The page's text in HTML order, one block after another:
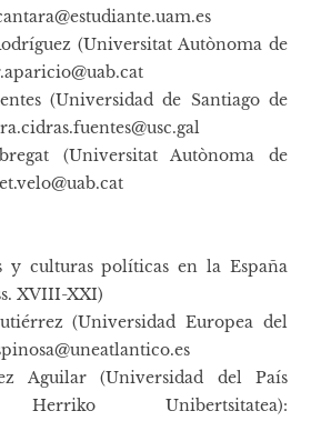
(Universitat Autònoma de
(Universidad de Santiago de
(Universitat Autònoma de
y culturas políticas en la España
XVIII-XXI)
(Universidad Europea del
Aguilar (Universidad del País
Herriko Unibertsitatea):